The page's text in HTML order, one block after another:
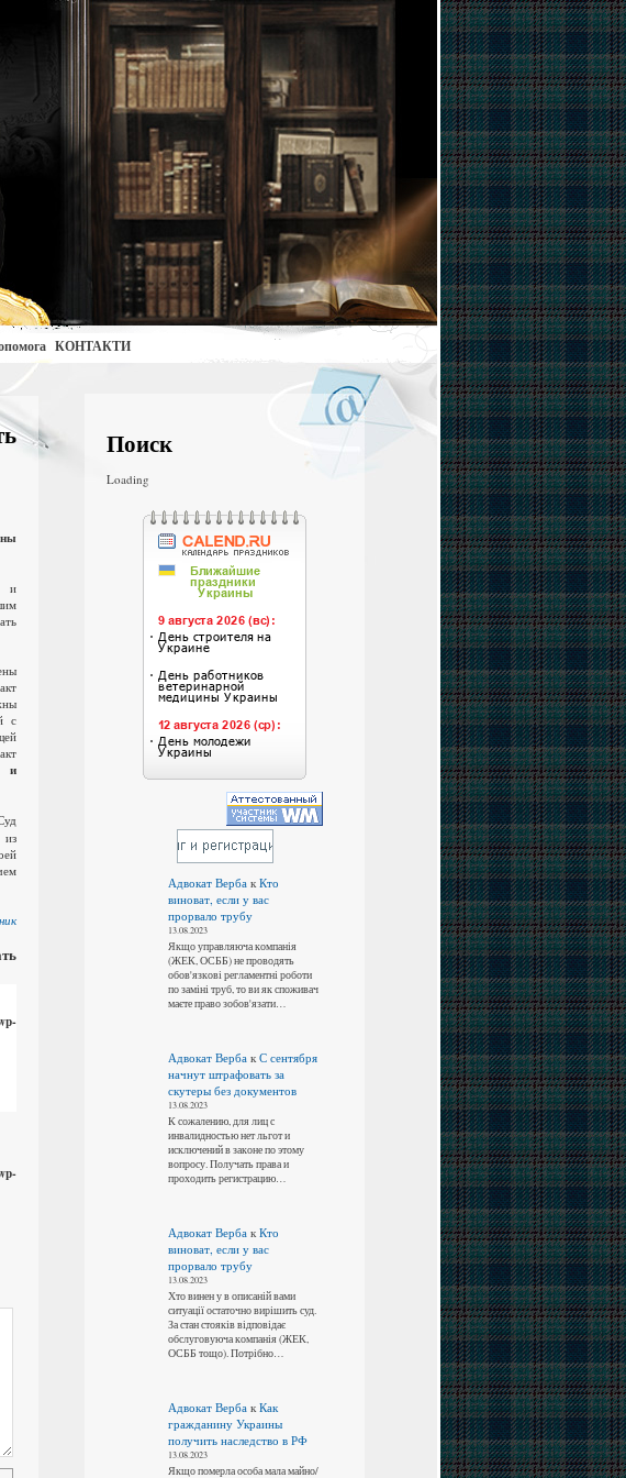
КОНТАКТИ
и
с
и
из
Поиск
Loading
Адвокат ВербакКто
виноват, если у вас
прорвало трубу
13.08.2023
Якщо управляюча компанія
(ЖЕК, ОСББ) не проводять
обов'язкові регламентні роботи
по заміні труб, то ви як споживач
маєте право зобов'язати…
Адвокат Вербак С сентября
начнут штрафовать за
скутеры без документов
13.08.2023
К сожалению, для лиц с
инвалидностью нет льгот и
исключений в законе по этому
вопросу. Получать права и
проходить регистрацию…
Адвокат Вербак Кто
виноват, если у вас
прорвало трубу
13.08.2023
Хто винен у в описаній вами
ситуації остаточно вирішить суд.
За стан стояків відповідає
обслуговуюча компанія (ЖЕК,
ОСББ тощо). Потрібно…
Адвокат Вербак Как
гражданину Украины
получить наследство в РФ
13.08.2023
Якщо померла особа мала майно/